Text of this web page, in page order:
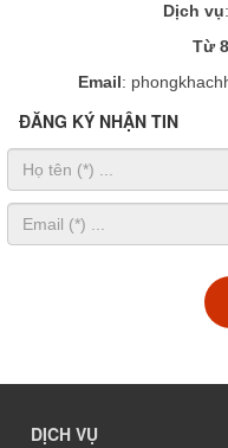
Dịch vụ:
Từ
Email:
ĐĂNG KÝ NHẬN TIN
DỊCH VỤ